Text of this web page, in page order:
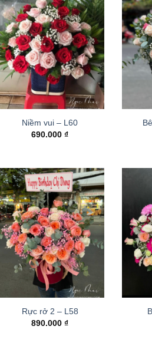
Niềm vui – L60
690.000₫
Rực rở 2 – L58
890.000₫